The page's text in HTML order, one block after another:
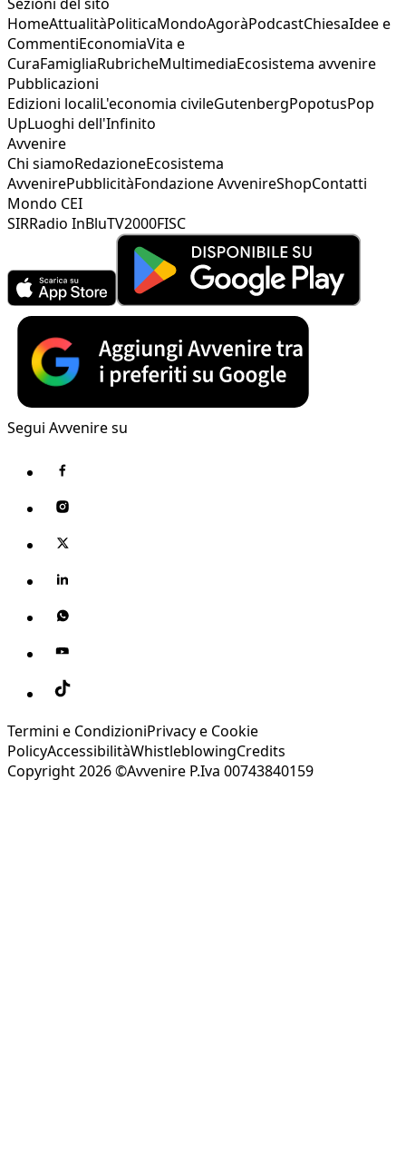
HomeAttualitàPoliticaMondoAgoràPodcastChiesaIdee e
CommentiEconomiaVita e
CuraFamigliaRubricheMultimediaEcosistema avvenire
Pubblicazioni
Edizioni localiL'economia civileGutenbergPopotusPop
UpLuoghi dell'Infinito
Avvenire
Chi siamoRedazioneEcosistema
AvvenirePubblicitàFondazione AvvenireShopContatti
Mondo CEI
SIRRadio InBluTV2000FISC
Segui Avvenire su
Termini e CondizioniPrivacy e Cookie
PolicyAccessibilitàWhistleblowingCredits
Copyright 2026 ©Avvenire P.Iva 00743840159